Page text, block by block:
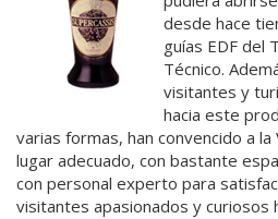
desde hace
guías EDF del
Técnico.
visitantes y
hacia este
varias formas, han convencido a
lugar adecuado, con bastante
con personal experto para
visitantes apasionados y curiosos